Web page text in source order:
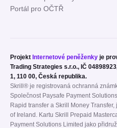
Portál pro OČTŘ
Projekt Internetové peněženky je
Trading Strategies s.r.o., IČ
1, 110 00, Česká republika.
Skrill® je registrovaná ochranná
Společnost Paysafe Payment
Rapid transfer a Skrill Money
of Ireland. Kartu Skrill Prepaid
Payment Solutions Limited jako